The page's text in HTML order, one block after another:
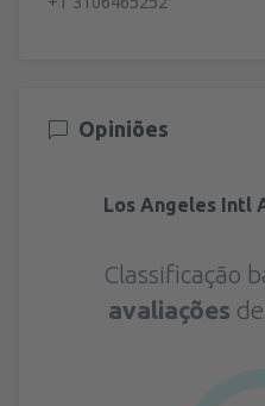
Opiniões
Los Angeles
Classificação
avaliações